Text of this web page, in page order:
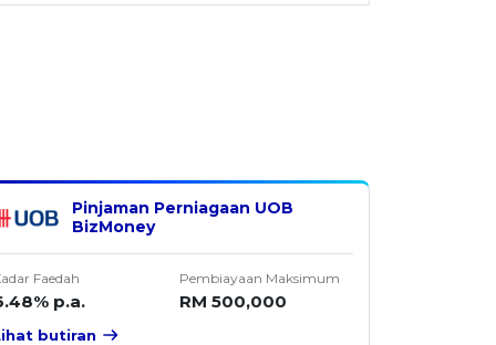
Pinjaman Perniagaan UOB
BizMoney
Faedah
p.a.
Pembiayaan Maksimum
RM 500,000
butiran